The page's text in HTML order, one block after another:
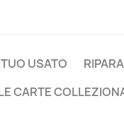
USATO
CARTE